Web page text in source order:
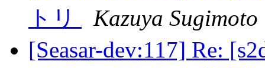
トリ
Kazuya Sugimoto
[Seasar-dev:117] Re: